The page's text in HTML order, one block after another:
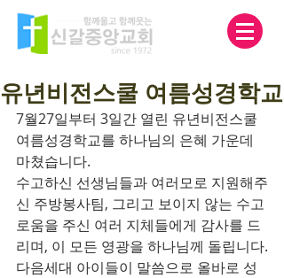
유년비전스쿨 여름성경학교
7월27일부터 3일간 열린 유년비전스쿨
여름성경학교를 하나님의 은혜 가운데
마쳤습니다.
수고하신 선생님들과 여러모로 지원해주
신 주방봉사팀, 그리고 보이지 않는 수고
로움을 주신 여러 지체들에게 감사를 드
리며, 이 모든 영광을 하나님께 돌립니다.
다음세대 아이들이 말씀으로 올바로 성